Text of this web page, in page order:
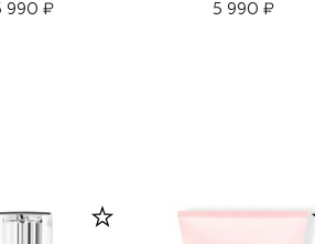
990 ₽
5 990 ₽